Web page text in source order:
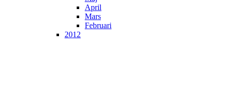
April
Mars
Februari
2012